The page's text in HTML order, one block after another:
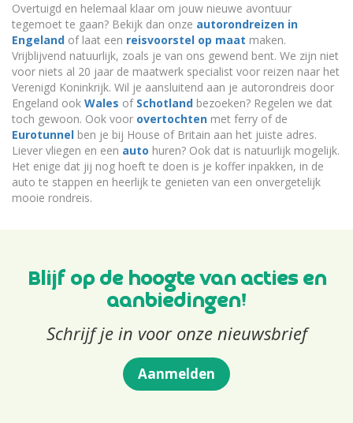
Overtuigd en helemaal klaar om jouw nieuwe avontuur
tegemoet te gaan? Bekijk dan onze autorondreizen in
Engeland of laat een reisvoorstel op maat maken.
Vrijblijvend natuurlijk, zoals je van ons gewend bent. We zijn niet
voor niets al 20 jaar de maatwerk specialist voor reizen naar het
Verenigd Koninkrijk. Wil je aansluitend aan je autorondreis door
Engeland ook Wales of Schotland bezoeken? Regelen we dat
toch gewoon. Ook voor overtochten met ferry of de
Eurotunnel ben je bij House of Britain aan het juiste adres.
Liever vliegen en een auto huren? Ook dat is natuurlijk mogelijk.
Het enige dat jij nog hoeft te doen is je koffer inpakken, in de
auto te stappen en heerlijk te genieten van een onvergetelijk
mooie rondreis.
Blijf op de hoogte van acties en
aanbiedingen!
Schrijf je in voor onze nieuwsbrief
Aanmelden